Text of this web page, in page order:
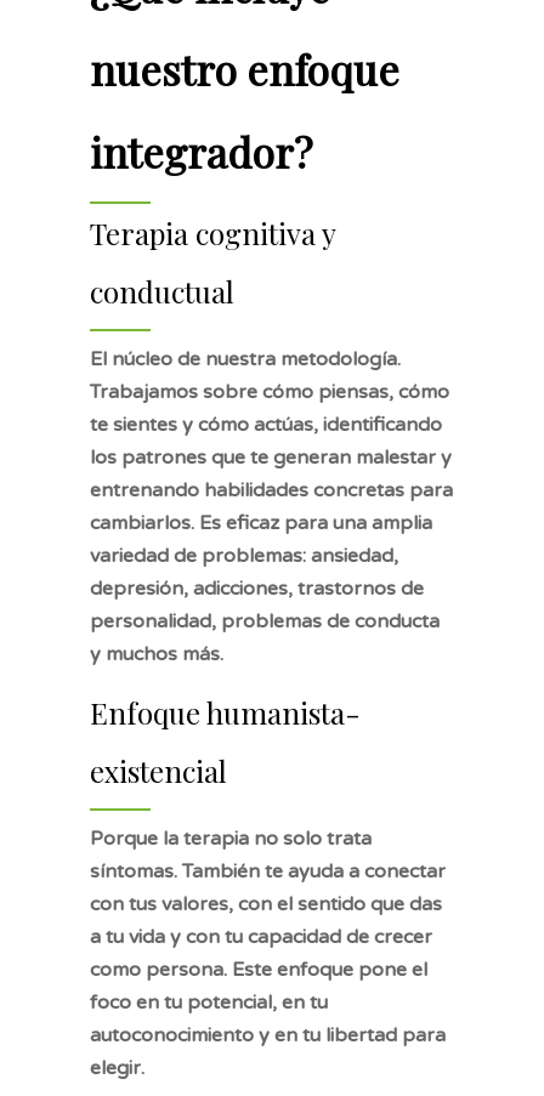
nuestro enfoque
integrador?
Terapia cognitiva y
conductual
El núcleo de nuestra metodología.
Trabajamos sobre cómo piensas, cómo
te sientes y cómo actúas, identificando
los patrones que te generan malestar y
entrenando habilidades concretas para
cambiarlos. Es eficaz para una amplia
variedad de problemas: ansiedad,
depresión, adicciones, trastornos de
personalidad, problemas de conducta
y muchos más.
Enfoque humanista-
existencial
Porque la terapia no solo trata
síntomas. También te ayuda a conectar
con tus valores, con el sentido que das
a tu vida y con tu capacidad de crecer
como persona. Este enfoque pone el
foco en tu potencial, en tu
autoconocimiento y en tu libertad para
elegir.